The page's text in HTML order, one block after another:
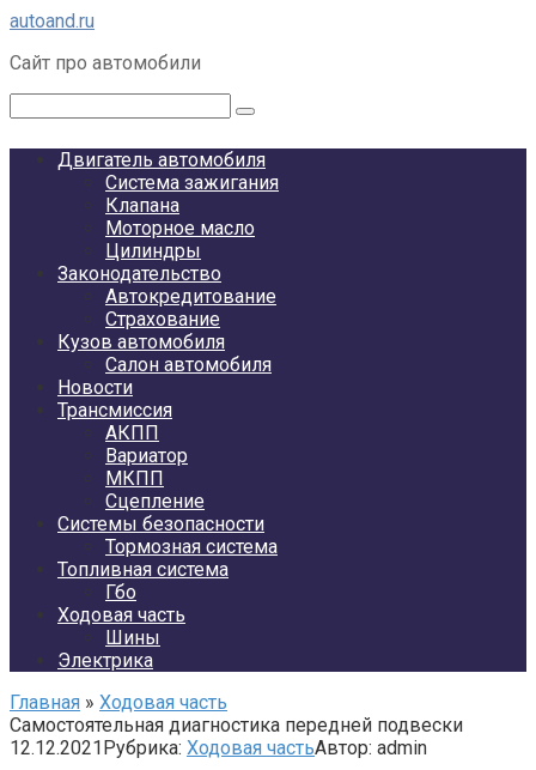
Перейти
контенту
autoand.ru
Сайт про автомобили
Двигатель автомобиля
Система зажигания
Клапана
Моторное масло
Цилиндры
Законодательство
Автокредитование
Страхование
Кузов автомобиля
Салон автомобиля
Новости
Трансмиссия
АКПП
Вариатор
МКПП
Сцепление
Системы безопасности
Тормозная система
Топливная система
Гбо
Ходовая часть
Шины
Электрика
Главная » Ходовая часть
Самостоятельная диагностика передней подвески
12.12.2021Рубрика: Ходовая частьАвтор: admin